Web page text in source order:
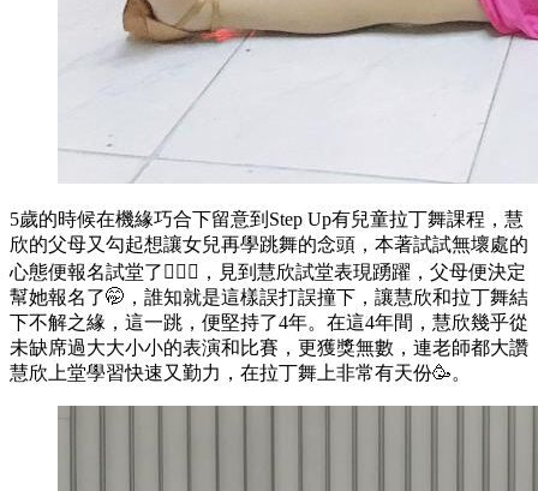
5歲的時候在機緣巧合下留意到Step Up有兒童拉丁舞課程，慧
欣的父母又勾起想讓女兒再學跳舞的念頭，本著試試無壞處的
心態便報名試堂了🙋🏻‍♀️，見到慧欣試堂表現踴躍，父母便決定
幫她報名了🤭，誰知就是這樣誤打誤撞下，讓慧欣和拉丁舞結
下不解之緣，這一跳，便堅持了4年。在這4年間，慧欣幾乎從
未缺席過大大小小的表演和比賽，更獲獎無數，連老師都大讚
慧欣上堂學習快速又勤力，在拉丁舞上非常有天份🥳。